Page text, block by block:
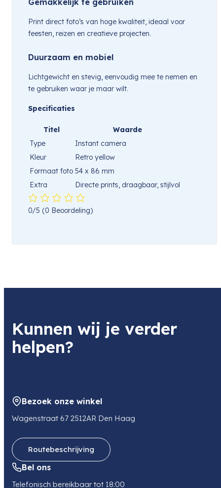
Print direct foto’s van hoge kwaliteit, ideaal voor
feesten, reizen en creatieve projecten.
Duurzaam en mobiel
Lichtgewicht en stevig, eenvoudig mee te nemen en
te gebruiken waar je maar wilt.
Specificaties
Titel
Waarde
Type
Instant camera
Kleur
Retro yellow
Formaat foto 54 x 86 mm
Extra
Directe prints, draagbaar, stijlvol
0/5 (0 Beoordeling)
Kunnen wij je verder
helpen?
Bezoek onze winkel
Wagenstraat 67 2512AR Den Haag
Routebeschrijving
Bel ons
Telefonisch bereikbaar tot 18:00